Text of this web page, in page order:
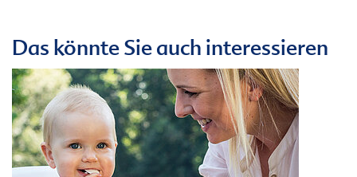
Das könnte Sie auch interessieren